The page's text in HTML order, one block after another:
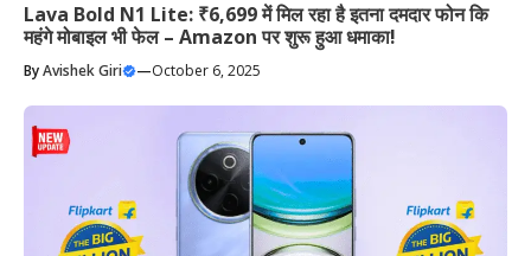
Lava Bold N1 Lite: ₹6,699 में मिल रहा है इतना दमदार फोन कि
महंगे मोबाइल भी फेल – Amazon पर शुरू हुआ धमाका!
ByAvishek Giri —October 6, 2025